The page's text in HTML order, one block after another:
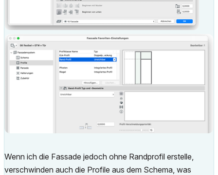
Wenn ich die Fassade jedoch ohne Randprofil erstelle,
verschwinden auch die Profile aus dem Schema, was